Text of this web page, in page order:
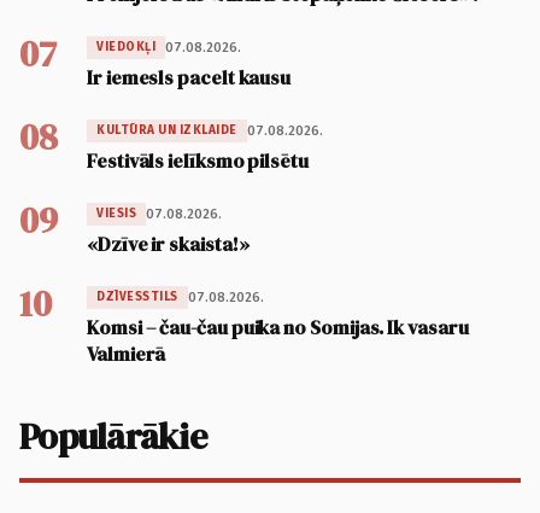
07 VIEDOKĻI 07.08.2026.
Ir iemesls pacelt kausu
08 KULTŪRA UN IZKLAIDE 07.08.2026.
Festivāls ielīksmo pilsētu
09 VIESIS 07.08.2026.
«Dzīve ir skaista!»
10 DZĪVESSTILS 07.08.2026.
Komsi – čau-čau puika no Somijas. Ik vasaru
Valmierā
Populārākie